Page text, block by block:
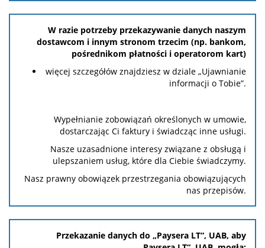
W razie potrzeby przekazywanie danych naszym
dostawcom i innym stronom trzecim (np. bankom,
pośrednikom płatności i operatorom kart)
więcej szczegółów znajdziesz w dziale „Ujawnianie
informacji o Tobie”.
Wypełnianie zobowiązań określonych w umowie,
dostarczając Ci faktury i świadcząc inne usługi.
Nasze uzasadnione interesy związane z obsługą i
ulepszaniem usług, które dla Ciebie świadczymy.
Nasz prawny obowiązek przestrzegania obowiązujących
nas przepisów.
Przekazanie danych do „Paysera LT“, UAB, aby